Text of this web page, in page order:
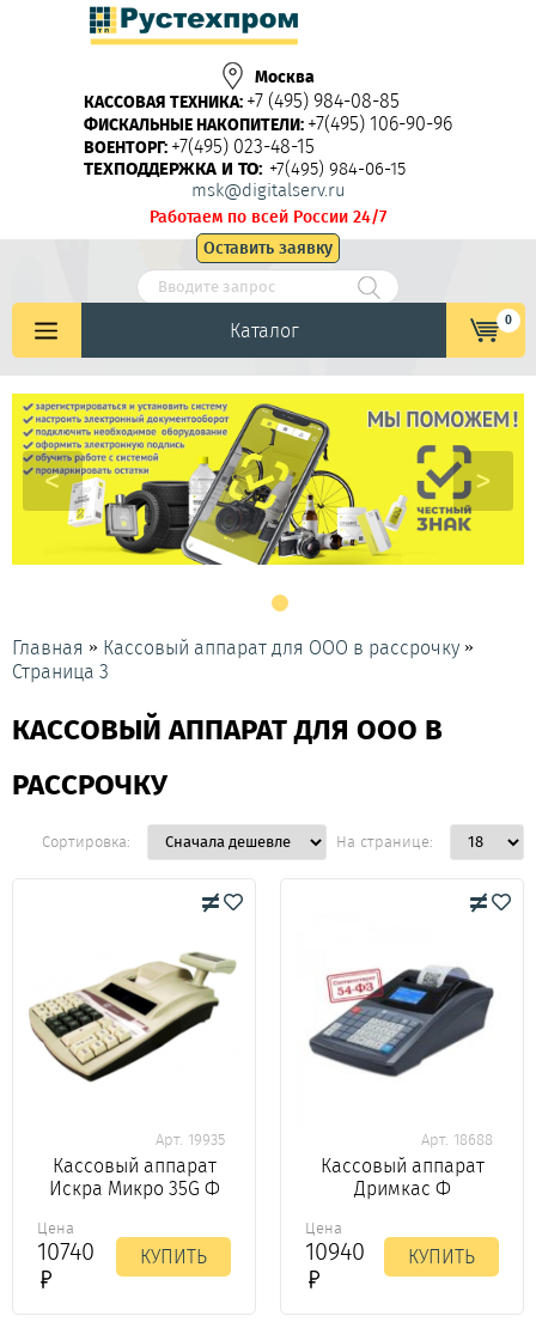
Москва
КАССОВАЯ ТЕХНИКА: +7 (495) 984-08-85
ФИСКАЛЬНЫЕ НАКОПИТЕЛИ: +7(495) 106-90-96
ВОЕНТОРГ: +7(495) 023-48-15
ТЕХПОДДЕРЖКА И ТО: +7(495) 984-06-15
msk@digitalserv.ru
Работаем по всей России 24/7
Оставить заявку
Каталог 0
< >
Главная » Кассовый аппарат для ООО в рассрочку »
Страница 3
КАССОВЫЙ АППАРАТ ДЛЯ ООО В
РАССРОЧКУ
Сортировка: На странице:
Арт. 19935
Кассовый аппарат
Искра Микро 35G Ф
Цена
10740 КУПИТЬ
Арт. 18688
Кассовый аппарат
Дримкас Ф
Цена
10940 КУПИТЬ